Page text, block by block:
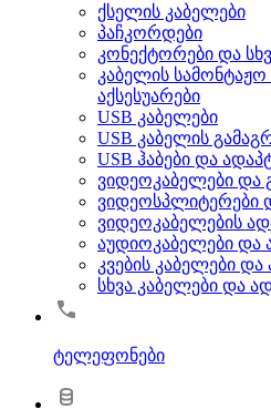
ქსელის კაბელები
პაჩკორდები
კონექტორები და
კაბელის
აქსესუარები
USB კაბელები
USB კაბელის
USB ჰაბები და
ვიდეოკაბელები და
ვიდეოსპლიტერები
ვიდეოკაბელების
აუდიოკაბელები და
კვების კაბელები
სხვა კაბელები და
ტელეფონები